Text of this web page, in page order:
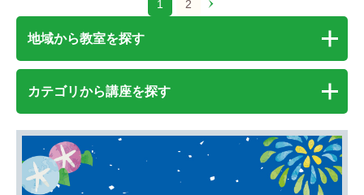
1 2
地域から教室を探す
カテゴリから講座を探す